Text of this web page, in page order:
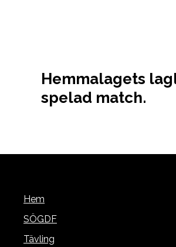
Hemmalagets
spelad match.
Hem
SÖGDF
Tävling